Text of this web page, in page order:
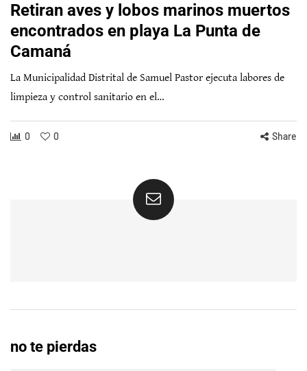
Retiran aves y lobos marinos muertos
encontrados en playa La Punta de
Camaná
La Municipalidad Distrital de Samuel Pastor ejecuta labores de
limpieza y control sanitario en el…
0 0 Share
no te pierdas